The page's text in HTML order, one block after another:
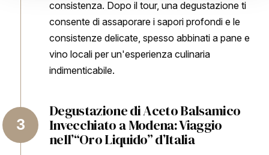
consistenza. Dopo il tour, una degustazione ti
consente di assaporare i sapori profondi e le
consistenze delicate, spesso abbinati a pane e
vino locali per un'esperienza culinaria
indimenticabile.
Degustazione di Aceto Balsamico
Invecchiato a Modena: Viaggio
nell’“Oro Liquido” d’Italia